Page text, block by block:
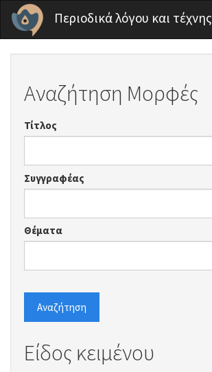
Παράκαμψη προς το κυρίως περιεχόμενο
Περιοδικά λόγου και τέχνης
Αναζήτηση Μορφές
Τίτλος
Συγγραφέας
Θέματα
Αναζήτηση
Είδος κειμένου